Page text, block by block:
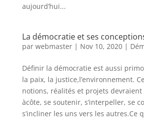
aujourd’hui...
La démocratie et ses
par webmaster| Nov 10, 2020|
Définir la démocratie est aussi
la paix, la justice,l’environnement.
notions, réalités et projets devraient
àcôte, se soutenir, s’interpeller, se
s’incliner les uns vers les autres.Ce